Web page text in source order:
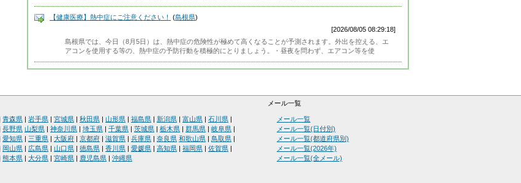
【健康医療】熱中症にご注意ください！ (島根県)
[2026/08/05 08:29:18]
島根県では、今日（8月5日）は、熱中症の危険性が極めて高くなることが予測されます。外出を控える、エ
アコンを使用する等の、熱中症の予防行動を積極的にとりましょう。・昼夜を問わず、エアコン等を使
メール一覧
青森県 岩手県 宮城県 秋田県 山形県 福島県 新潟県 富山県 石川県
長野県 山梨県 神奈川県 埼玉県 千葉県 茨城県 栃木県 群馬県 岐阜県
愛知県 三重県 大阪府 京都府 滋賀県 兵庫県 奈良県 和歌山県 鳥取県
岡山県 広島県 山口県 徳島県 香川県 愛媛県 高知県 福岡県 佐賀県
熊本県 大分県 宮崎県 鹿児島県 沖縄県
メール一覧
メール一覧(日付別)
メール一覧(都道府県別)
メール一覧(2026年)
メール一覧(全メール)